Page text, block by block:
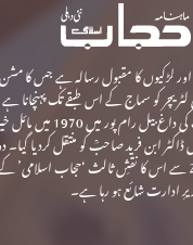
اور لڑکیوں کا مقبول رسالہ ہے جس کا
لٹریچر کو سماج کے اس طبقے تک
نصف کی نمائندہ ہے۔ حجاب کی داغ
تھی، جسے 1996 میں ڈاکٹر ابن فرید صاحبؒ کو منتقل
میں رہنے کے بعد نومبر 2003 سے اس کا نقشِ ثالث ‘حجاب
ادارت شائع ہو رہا ہے۔